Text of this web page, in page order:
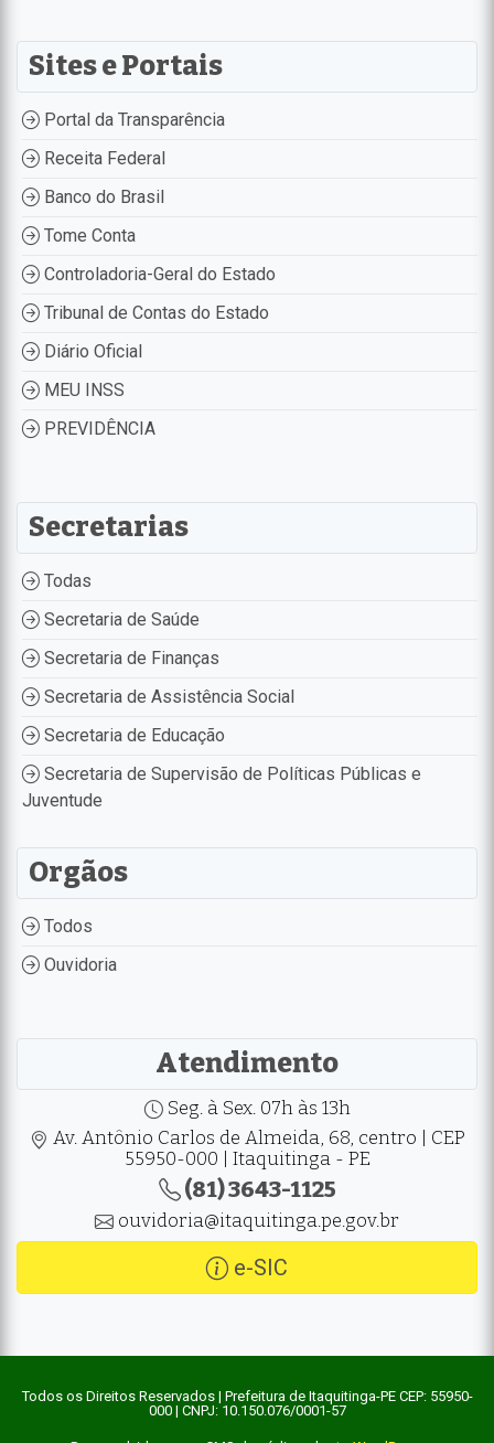
Sites e Portais
Portal da Transparência
Receita Federal
Banco do Brasil
Tome Conta
Controladoria-Geral do Estado
Tribunal de Contas do Estado
Diário Oficial
MEU INSS
PREVIDÊNCIA
Secretarias
Todas
Secretaria de Saúde
Secretaria de Finanças
Secretaria de Assistência Social
Secretaria de Educação
Secretaria de Supervisão de Políticas Públicas e
Juventude
Orgãos
Todos
Ouvidoria
Atendimento
Seg. à Sex. 07h às 13h
Av. Antônio Carlos de Almeida, 68, centro | CEP
55950-000 | Itaquitinga - PE
(81) 3643-1125
ouvidoria@itaquitinga.pe.gov.br
e-SIC
Todos os Direitos Reservados | Prefeitura de Itaquitinga-PE CEP: 55950-
000 | CNPJ: 10.150.076/0001-57